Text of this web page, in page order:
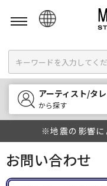
English
한국어
中文
アーティスト/タ
から探す
※地震の影響に
お問い合わせ